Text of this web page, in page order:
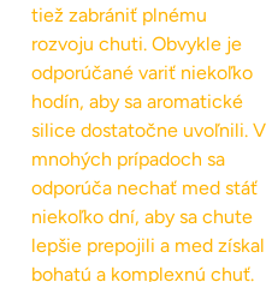
tiež zabrániť plnému
rozvoju chuti. Obvykle je
odporúčané variť niekoľko
hodín, aby sa aromatické
silice dostatočne uvoľnili. V
mnohých prípadoch sa
odporúča nechať med stáť
niekoľko dní, aby sa chute
lepšie prepojili a med získal
bohatú a komplexnú chuť.